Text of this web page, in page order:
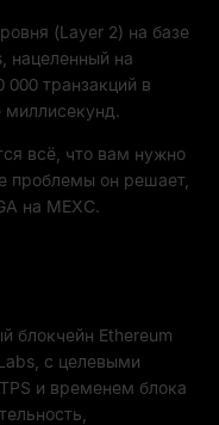
(Layer 2) на базе
нацеленный на
000 транзакций в
миллисекунд.
всё, что вам нужно
проблемы он решает,
на MEXC.
блокчейн Ethereum
с целевыми
и временем блока